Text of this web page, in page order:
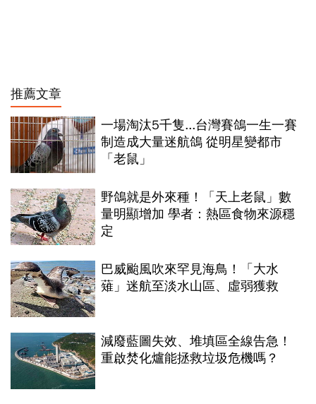
推薦文章
一場淘汰5千隻...台灣賽鴿一生一賽
制造成大量迷航鴿 從明星變都市
「老鼠」
野鴿就是外來種！「天上老鼠」數
量明顯增加 學者：熱區食物來源穩
定
巴威颱風吹來罕見海鳥！「大水
薙」迷航至淡水山區、虛弱獲救
減廢藍圖失效、堆填區全線告急！
重啟焚化爐能拯救垃圾危機嗎？